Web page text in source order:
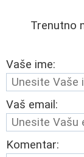
Trenutno
Vaše ime:
Vaš email:
Komentar: